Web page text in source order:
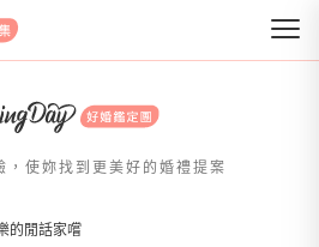
好婚市集
，使妳找到更美好的婚禮提案
的閒話家嚐